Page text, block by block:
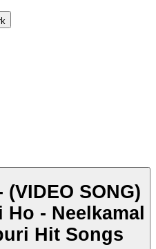
- (VIDEO SONG)
- Neelkamal
Hit Songs